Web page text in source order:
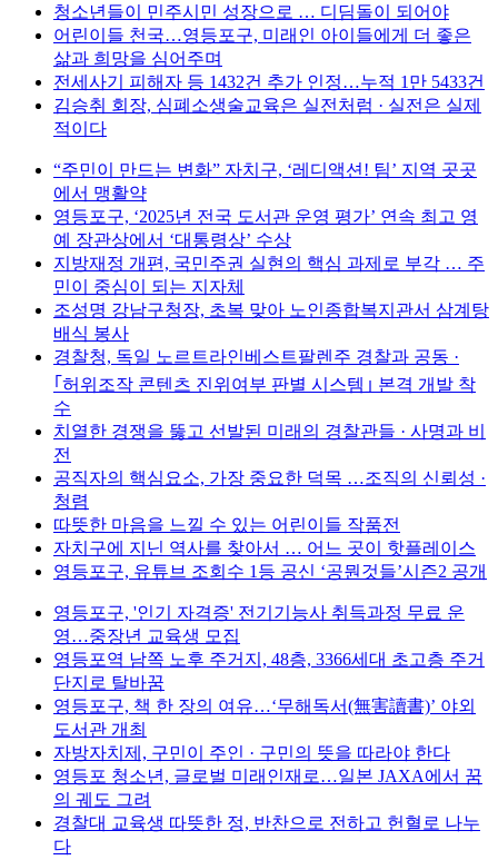
청소년들이 민주시민 성장으로 … 디딤돌이 되어야
어린이들 천국…영등포구, 미래인 아이들에게 더 좋은
삶과 희망을 심어주며
전세사기 피해자 등 1432건 추가 인정…누적 1만 5433건
김승취 회장, 심폐소생술교육은 실전처럼 · 실전은 실제
적이다
“주민이 만드는 변화” 자치구, ‘레디액션! 팀’ 지역 곳곳
에서 맹활약
영등포구, ‘2025년 전국 도서관 운영 평가’ 연속 최고 영
예 장관상에서 ‘대통령상’ 수상
지방재정 개편, 국민주권 실현의 핵심 과제로 부각 … 주
민이 중심이 되는 지자체
조성명 강남구청장, 초복 맞아 노인종합복지관서 삼계탕
배식 봉사
경찰청, 독일 노르트라인베스트팔렌주 경찰과 공동 ·
｢허위조작 콘텐츠 진위여부 판별 시스템｣ 본격 개발 착
수
치열한 경쟁을 뚫고 선발된 미래의 경찰관들 · 사명과 비
전
공직자의 핵심요소, 가장 중요한 덕목 …조직의 신뢰성 ·
청렴
따뜻한 마음을 느낄 수 있는 어린이들 작품전
자치구에 지닌 역사를 찾아서 … 어느 곳이 핫플레이스
영등포구, 유튜브 조회수 1등 공신 ‘공뭔것들’시즌2 공개
영등포구, '인기 자격증' 전기기능사 취득과정 무료 운
영…중장년 교육생 모집
영등포역 남쪽 노후 주거지, 48층, 3366세대 초고층 주거
단지로 탈바꿈
영등포구, 책 한 장의 여유…‘무해독서(無害讀書)’ 야외
도서관 개최
자방자치제, 구민이 주인 · 구민의 뜻을 따라야 한다
영등포 청소년, 글로벌 미래인재로…일본 JAXA에서 꿈
의 궤도 그려
경찰대 교육생 따뜻한 정, 반찬으로 전하고 헌혈로 나누
다